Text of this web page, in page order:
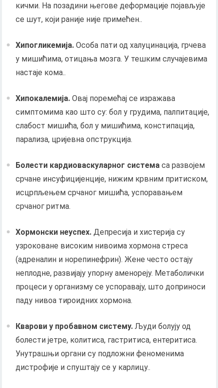
кичми. На позадини његове деформације појављује
се шут, који раније није примећен..
Хипогликемија. Особа пати од халуцинација, грчева
у мишићима, отицања мозга. У тешким случајевима
настаје кома..
Хипокалемија. Овај поремећај се изражава
симптомима као што су: бол у грудима, палпитације,
слабост мишића, бол у мишићима, констипација,
парализа, цријевна опструкција.
Болести кардиоваскуларног система са развојем
срчане инсуфицијенције, нижим крвним притиском,
исцрпљењем срчаног мишића, успоравањем
срчаног ритма.
Хормонски неуспех. Депресија и хистерија су
узроковане високим нивоима хормона стреса
(адреналин и норепинефрин). Жене често остају
неплодне, развијају упорну аменореју. Метаболички
процеси у организму се успоравају, што доприноси
паду нивоа тироидних хормона.
Кварови у пробавном систему. Људи болују од
болести јетре, колитиса, гастритиса, ентеритиса.
Унутрашњи органи су подложни феноменима
дистрофије и спуштају се у карлицу..